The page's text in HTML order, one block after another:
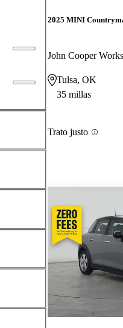
2025 MINI
John Cooper
Tulsa, OK
35 millas
Trato justo